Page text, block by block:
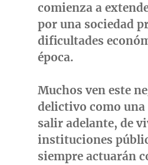
comienza a
por una sociedad
dificultades
época.
Muchos ven este
delictivo como una
salir adelante, de
instituciones
siempre actuarán